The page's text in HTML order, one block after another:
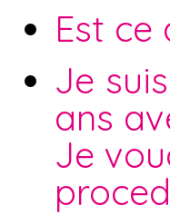
Est
Je
ans
Je